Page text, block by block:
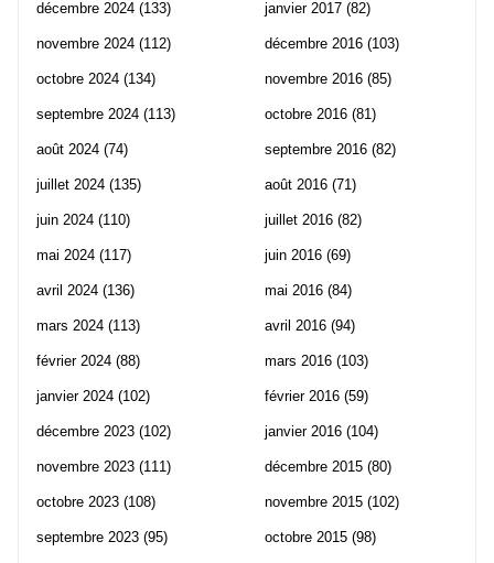
décembre 2024 (133)
novembre 2024 (112)
octobre 2024 (134)
septembre 2024 (113)
août 2024 (74)
juillet 2024 (135)
juin 2024 (110)
mai 2024 (117)
avril 2024 (136)
mars 2024 (113)
février 2024 (88)
janvier 2024 (102)
décembre 2023 (102)
novembre 2023 (111)
octobre 2023 (108)
septembre 2023 (95)
janvier 2017 (82)
décembre 2016 (103)
novembre 2016 (85)
octobre 2016 (81)
septembre 2016 (82)
août 2016 (71)
juillet 2016 (82)
juin 2016 (69)
mai 2016 (84)
avril 2016 (94)
mars 2016 (103)
février 2016 (59)
janvier 2016 (104)
décembre 2015 (80)
novembre 2015 (102)
octobre 2015 (98)